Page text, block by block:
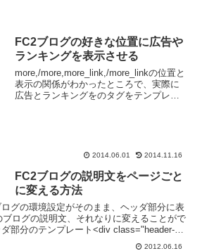
FC2ブログの好きな位置に広告や
ランキングを表示させる
more,/more,more_link,/more_linkの位置と
表示の関係がわかったところで、実際に
広告とランキングをのタグをテンプレー
2014.06.01 2014.11.16
FC2ブログの説明文をページごと
に変える方法
グの環境設定がそのまま、ヘッダ部分に表
ログの説明文、それなりに変えることがで
部分のテンプレート<div class="header-
2012.06.16